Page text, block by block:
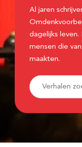
Al jaren
dagelijks leven.
mensen die
maakten.